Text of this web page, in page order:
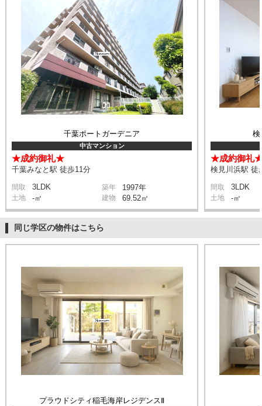
千葉ポートガーデニア
中古マンション
★成約御礼★
千葉みなと駅 徒歩11分
間取 3LDK 築年 1997年
土地 -㎡ 建物 69.52㎡
検
★成約御礼
検見川浜駅 徒
間取 3LDK
土地 -㎡
同じ学区の物件はこちら
プラウドシティ稲毛海岸レジデンスⅡ